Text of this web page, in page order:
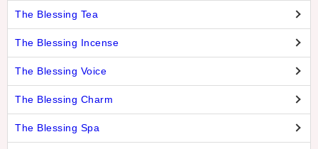
The Blessing Tea
The Blessing Incense
The Blessing Voice
The Blessing Charm
The Blessing Spa